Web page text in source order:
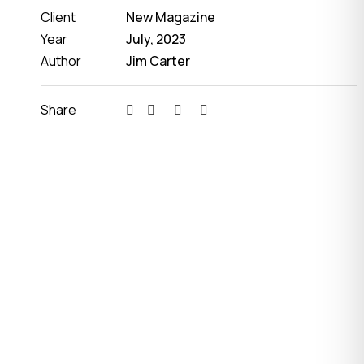
Client
New Magazine
Year
July, 2023
Author
Jim Carter
Share